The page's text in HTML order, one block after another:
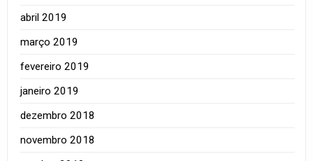
abril 2019
março 2019
fevereiro 2019
janeiro 2019
dezembro 2018
novembro 2018